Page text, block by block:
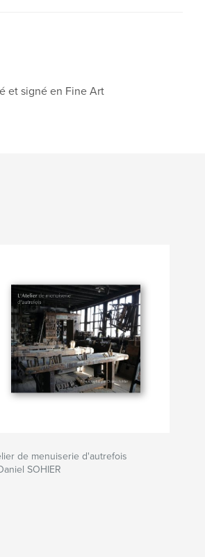
et signé en Fine Art
de menuiserie d'autrefois
SOHIER